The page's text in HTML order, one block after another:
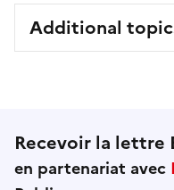
Additional
Recevoir la lettre
en partenariat avec